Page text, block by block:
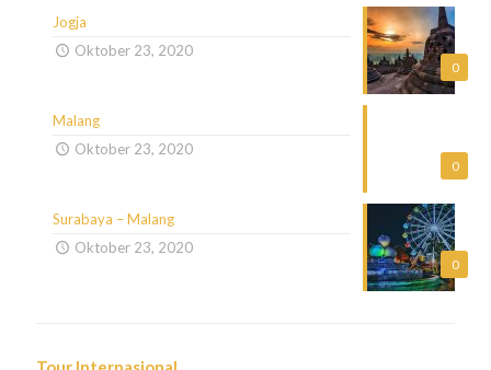
0
Jogja
Oktober 23, 2020
0
Malang
Oktober 23, 2020
0
Surabaya – Malang
Oktober 23, 2020